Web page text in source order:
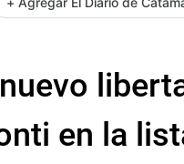
en la